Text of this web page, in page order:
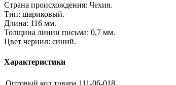
Страна происхождения: Чехия.
Тип: шариковый.
Длина: 116 мм.
Толщина линии письма: 0,7 мм.
Цвет чернил: синий.
Характеристики
Оптовый код товара 111-06-018